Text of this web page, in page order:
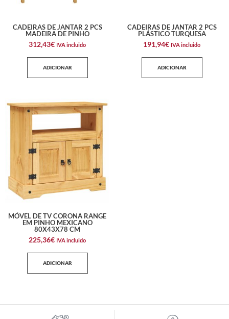
CADEIRAS DE JANTAR 2 PCS
MADEIRA DE PINHO
312,43€ IVA incluido
ADICIONAR
CADEIRAS DE JANTAR 2 PCS
PLÁSTICO TURQUESA
191,94€ IVA incluido
ADICIONAR
MÓVEL DE TV CORONA RANGE
EM PINHO MEXICANO
80X43X78 CM
225,36€ IVA incluido
ADICIONAR